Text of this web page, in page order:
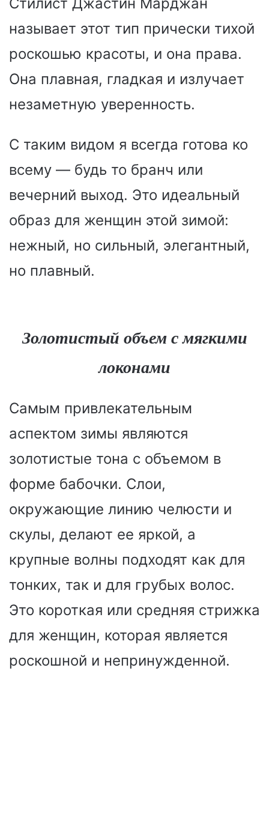
Стилист Джастин Марджан
называет этот тип прически тихой
роскошью красоты, и она права.
Она плавная, гладкая и излучает
незаметную уверенность.
С таким видом я всегда готова ко
всему — будь то бранч или
вечерний выход. Это идеальный
образ для женщин этой зимой:
нежный, но сильный, элегантный,
но плавный.
Золотистый объем с мягкими
локонами
Самым привлекательным
аспектом зимы являются
золотистые тона с объемом в
форме бабочки. Слои,
окружающие линию челюсти и
скулы, делают ее яркой, а
крупные волны подходят как для
тонких, так и для грубых волос.
Это короткая или средняя стрижка
для женщин, которая является
роскошной и непринужденной.